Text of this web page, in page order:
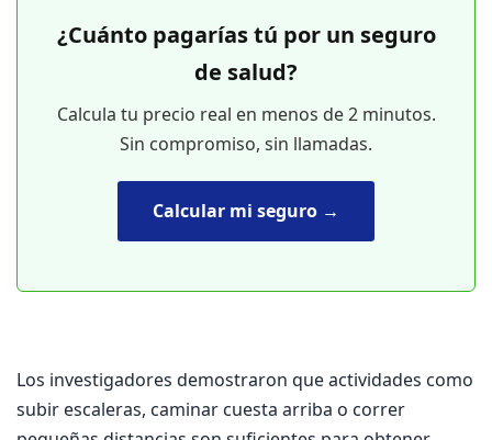
¿Cuánto pagarías tú por un seguro
de salud?
Calcula tu precio real en menos de 2 minutos.
Sin compromiso, sin llamadas.
Calcular mi seguro →
Los investigadores demostraron que actividades como
subir escaleras, caminar cuesta arriba o correr